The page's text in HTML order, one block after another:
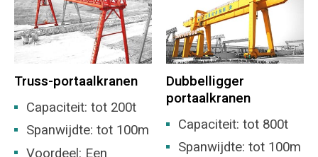
Truss-portaalkranen
Capaciteit: tot 200t
Spanwijdte: tot 100m
Dubbelligger
portaalkranen
Capaciteit: tot 800t
Spanwijdte: tot 100m